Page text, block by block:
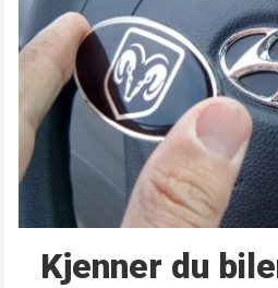
Kjenner du